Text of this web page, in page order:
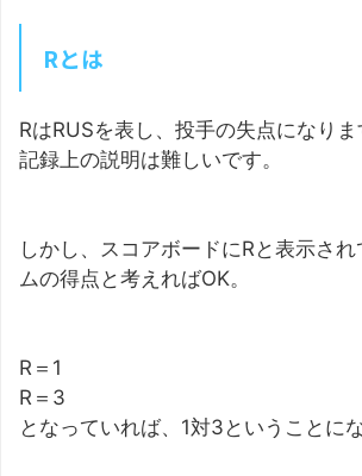
Rとは
RはRUSを表し、投手の失点になりま
記録上の説明は難しいです。
しかし、スコアボードにRと表示さ
ムの得点と考えればOK。
R＝1
R＝3
となっていれば、1対3ということに